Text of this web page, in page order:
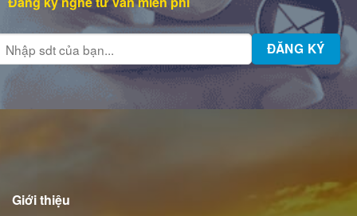
Giới thiệu